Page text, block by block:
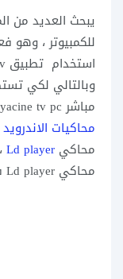
للكمبيوتر ، وهو
وبالتالي لكي
مباشر télécharger yacine tv pc ، يجب أن تقوم بتنزيل احد
محاكيات الاندرويد
محاكي Ld player
محاكي Ld player في الأسفل :